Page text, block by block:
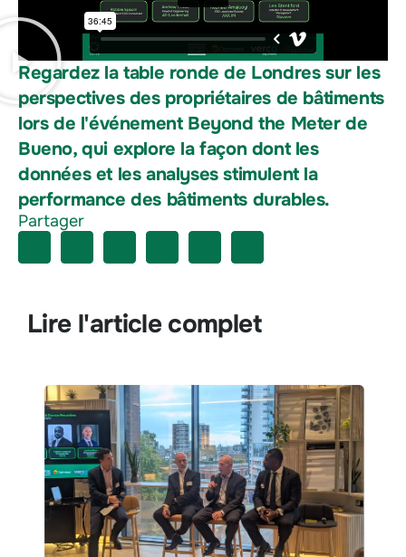
Lire l'article complet
Regardez la table ronde de Londres sur les
perspectives des propriétaires de bâtiments
lors de l'événement Beyond the Meter de
Bueno, qui explore la façon dont les
données et les analyses stimulent la
performance des bâtiments durables.
Partager